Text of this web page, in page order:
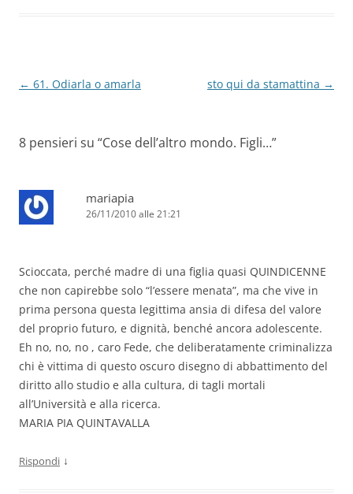
Navigazione
← 61. Odiarla o amarla sto qui da stamattina →
8 pensieri su “Cose dell’altro mondo. Figli…”
mariapia
26/11/2010 alle 21:21
Scioccata, perché madre di una figlia quasi QUINDICENNE
che non capirebbe solo “l’essere menata”, ma che vive in
prima persona questa legittima ansia di difesa del valore
del proprio futuro, e dignità, benché ancora adolescente.
Eh no, no, no , caro Fede, che deliberatamente criminalizza
chi è vittima di questo oscuro disegno di abbattimento del
diritto allo studio e alla cultura, di tagli mortali
all’Università e alla ricerca.
MARIA PIA QUINTAVALLA
Rispondi ↓